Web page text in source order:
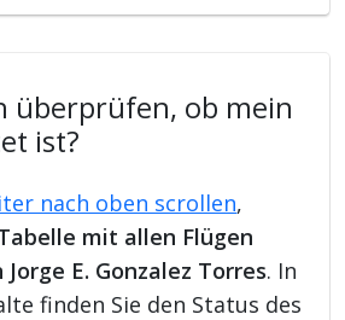
überprüfen, ob mein
ist?
nach oben scrollen,
mit allen Flügen
E. Gonzalez Torres. In
finden Sie den Status des